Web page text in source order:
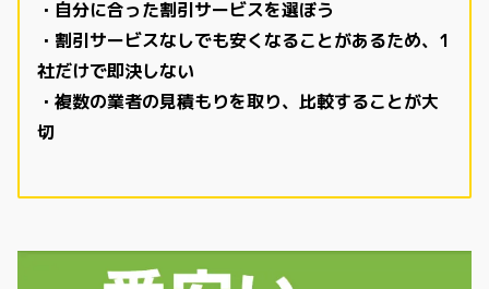
・自分に合った割引サービスを選ぼう
・割引サービスなしでも安くなることがあるため、1
社だけで即決しない
・複数の業者の見積もりを取り、比較することが大
切